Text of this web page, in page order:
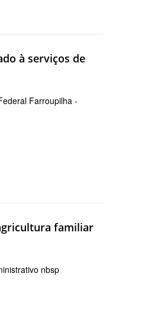
à serviços de
Farroupilha -
familiar
nbsp